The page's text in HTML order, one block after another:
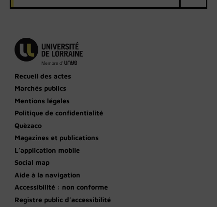
Recueil des actes
Marchés publics
Mentions légales
Politique de confidentialité
Quèzaco
Magazines et publications
L’application mobile
Social map
Aide à la navigation
Accessibilité : non conforme
Registre public d’accessibilité